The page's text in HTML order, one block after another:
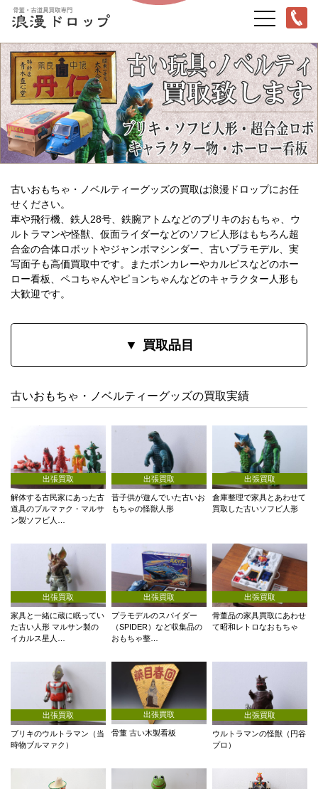
古いおもちゃ・ノベルティーグッズの買取は浪漫ドロップにお任
せください。
車や飛行機、鉄人28号、鉄腕アトムなどのブリキのおもちゃ、ウ
ルトラマンや怪獣、仮面ライダーなどのソフビ人形はもちろん超
合金の合体ロボットやジャンボマシンダー、古いプラモデル、実
写面子も高価買取中です。またボンカレーやカルピスなどのホー
ロー看板、ペコちゃんやピョンちゃんなどのキャラクター人形も
大歓迎です。
買取品目
古いおもちゃ・ノベルティーグッズの買取実績
出張買取
解体する古民家にあった古
道具のブルマァク・マルサ
ン製ソフビ人…
出張買取
昔子供が遊んでいた古いお
もちゃの怪獣人形
出張買取
倉庫整理で家具とあわせて
買取した古いソフビ人形
出張買取
家具と一緒に蔵に眠ってい
た古い人形 マルサン製の
イカルス星人…
出張買取
プラモデルのスパイダー
（SPIDER）など収集品の
おもちゃ整…
出張買取
骨董品の家具買取にあわせ
て昭和レトロなおもちゃ
出張買取
ブリキのウルトラマン（当
時物ブルマァク）
出張買取
骨董 古い木製看板
出張買取
ウルトラマンの怪獣（円谷
プロ）